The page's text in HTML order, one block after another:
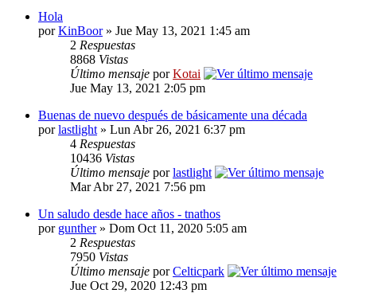
Hola
porKinBoor» Jue May 13, 2021 1:45 am
2 Respuestas
8868 Vistas
Último mensaje porKotai
Jue May 13, 2021 2:05 pm
Buenas de nuevo después de básicamente una década
porlastlight» Lun Abr 26, 2021 6:37 pm
4 Respuestas
10436 Vistas
Último mensaje porlastlight
Mar Abr 27, 2021 7:56 pm
Un saludo desde hace años - tnathos
por gunther» Dom Oct 11, 2020 5:05 am
2 Respuestas
7950 Vistas
Último mensaje porCelticpark
Jue Oct 29, 2020 12:43 pm